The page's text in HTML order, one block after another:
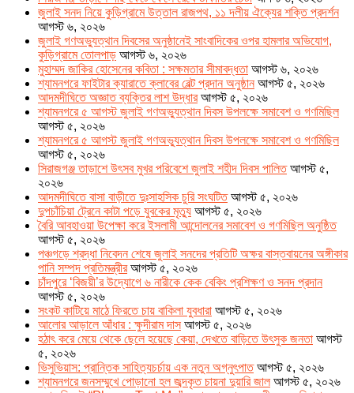
জুলাই সনদ নিয়ে কুড়িগ্রামে উত্তাল রাজপথ, ১১ দলীয় ঐক্যের শক্তি প্রদর্শন
আগস্ট ৬, ২০২৬
জুলাই গণঅভ্যুত্থান দিবসের অনুষ্ঠানেই সাংবাদিকের ওপর হামলার অভিযোগ,
কুড়িগ্রামে তোলপাড় আগস্ট ৬, ২০২৬
মুহাম্মদ জাকির হোসেনের কবিতা : সক্ষমতার সীমাবদ্ধতা আগস্ট ৬, ২০২৬
শ্যামনগরে ফাইটার ক্যারাতে ক্লাবের বেল্ট প্রদান অনুষ্ঠান আগস্ট ৫, ২০২৬
আদমদীঘিতে অজ্ঞাত ব্যক্তির লাশ উদ্ধার আগস্ট ৫, ২০২৬
শ্যামনগরে ৫ আগস্ট জুলাই গণঅভ্যুত্থান দিবস উপলক্ষে সমাবেশ ও গণমিছিল
আগস্ট ৫, ২০২৬
শ্যামনগরে ৫ আগস্ট জুলাই গণঅভ্যুত্থান দিবস উপলক্ষে সমাবেশ ও গণমিছিল
আগস্ট ৫, ২০২৬
সিরাজগঞ্জ তাড়াশে উৎসব মুখর পরিবেশে জুলাই শহীদ দিবস পালিত আগস্ট ৫,
২০২৬
আদমদীঘিতে বাসা বাড়ীতে দুঃসাহসিক চুরি সংঘটিত আগস্ট ৫, ২০২৬
দুপচাঁচিয়া ট্রেনে কাটা পড়ে যুবকের মৃত্যু আগস্ট ৫, ২০২৬
বৈরি আবহাওয়া উপেক্ষা করে ইসলামী আন্দোলনের সমাবেশ ও গণমিছিল অনুষ্ঠিত
আগস্ট ৫, ২০২৬
পঞ্চগড়ে শ্রদ্ধা নিবেদন শেষে জুলাই সনদের প্রতিটি অক্ষর বাস্তবায়নের অঙ্গীকার
পানি সম্পদ প্রতিমন্ত্রীর আগস্ট ৫, ২০২৬
চাঁদপুরে ‘বিজয়ী’র উদ্যোগে ৬ নারীকে কেক বেকিং প্রশিক্ষণ ও সনদ প্রদান
আগস্ট ৫, ২০২৬
সংকট কাটিয়ে মাঠে ফিরতে চায় বাকিলা যুবধারা আগস্ট ৫, ২০২৬
আলোর আড়ালে আঁধার : ক্ষুদীরাম দাস আগস্ট ৫, ২০২৬
হঠাৎ করে মেয়ে থেকে ছেলে হয়েছে কেয়া, দেখতে বাড়িতে উৎসুক জনতা আগস্ট
৫, ২০২৬
ভিসুভিয়াস: প্রান্তিক সাহিত্যচর্চায় এক নতুন অগ্নুৎপাত আগস্ট ৫, ২০২৬
শ্যামনগরে জনসম্মুখে পোড়ানো হল জব্দকৃত চায়না দুয়ারি জাল আগস্ট ৫, ২০২৬